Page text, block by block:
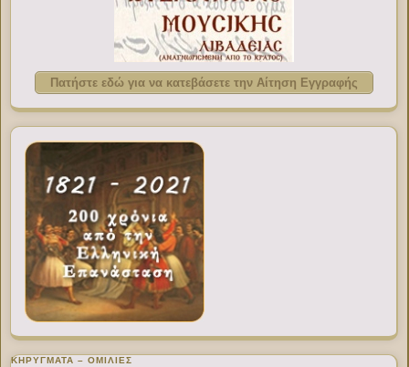
Πατήστε εδώ για να κατεβάσετε την Αίτηση Εγγραφής
ΚΗΡΥΓΜΑΤΑ – ΟΜΙΛΙΕΣ